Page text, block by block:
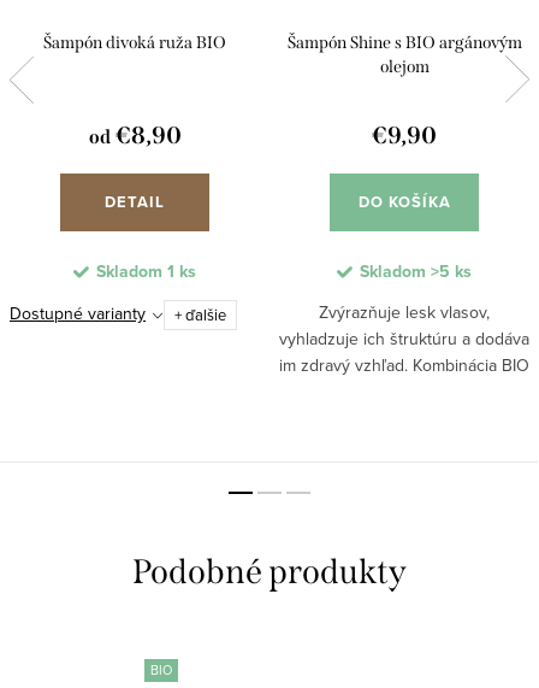
Šampón divoká ruža BIO
od€8,90
DETAIL
Skladom 1 ks
Dostupné varianty + ďalšie
Šampón Shine s BIO argánovým
olejom
€9,90
DO KOŠÍKA
Skladom >5 ks
Zvýrazňuje lesk vlasov,
vyhladzuje ich štruktúru a dodáva
im zdravý vzhľad. Kombinácia BIO
BIO